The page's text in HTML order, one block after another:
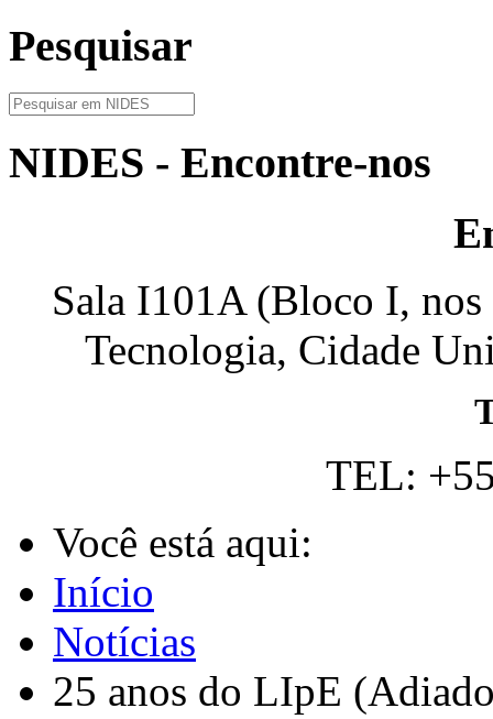
Pesquisar
NIDES - Encontre-nos
Sala I101A (Bloco I,
Tecnologia, Cidade
TEL:
Você está aqui:
Início
Notícias
25 anos do LIpE